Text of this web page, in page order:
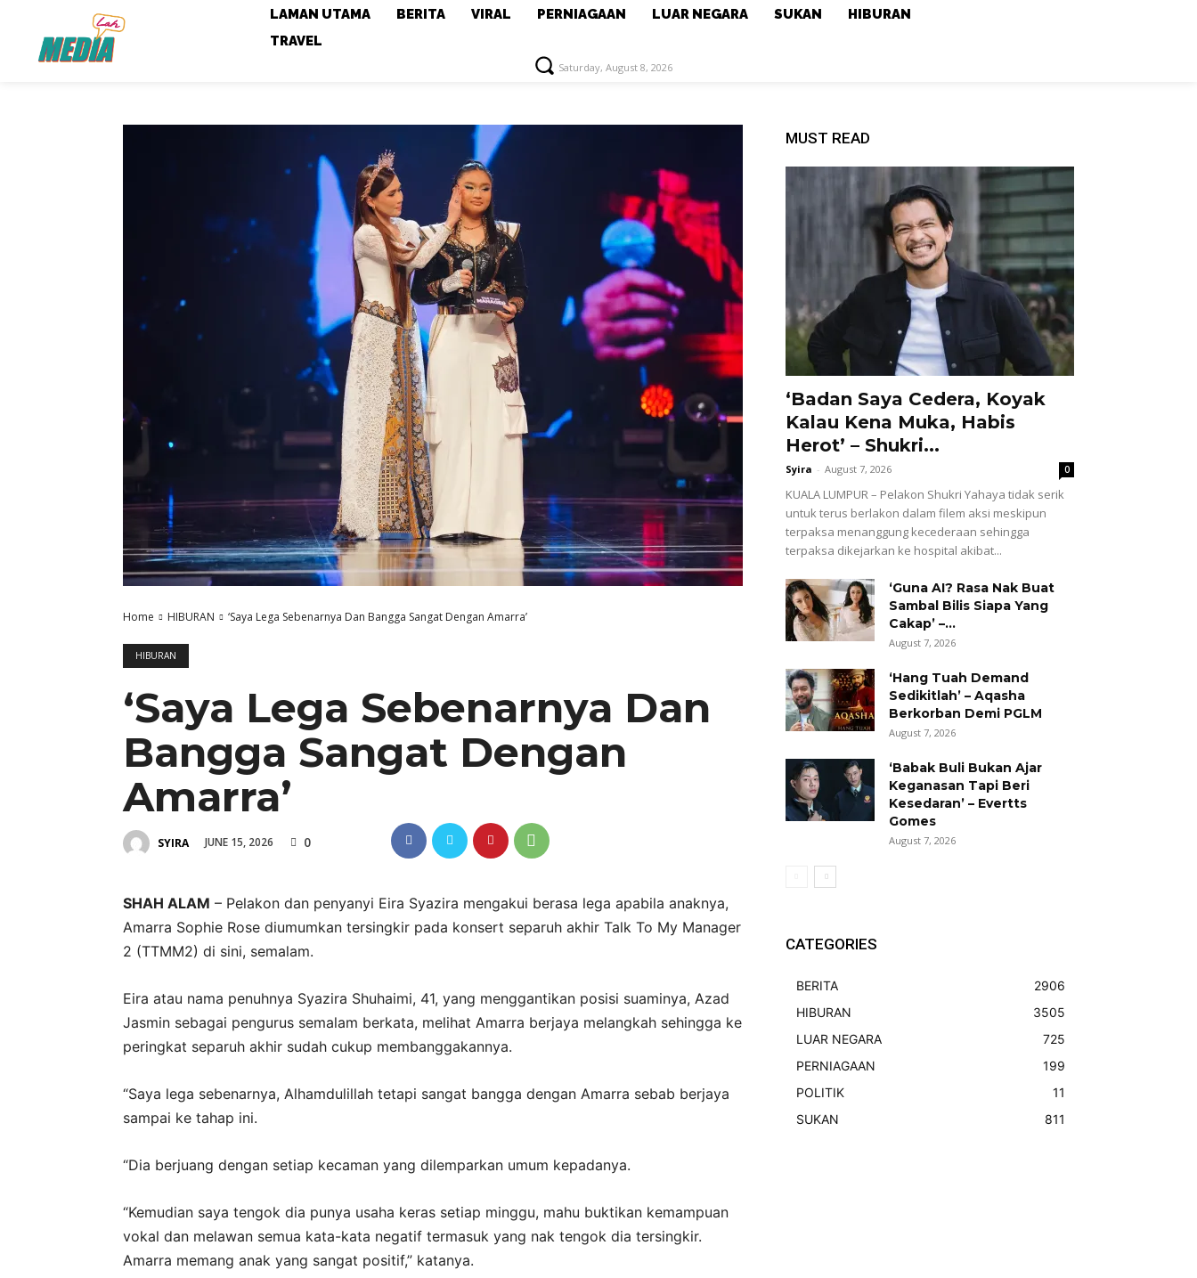
LAMAN UTAMA BERITA VIRAL PERNIAGAAN LUAR NEGARA SUKAN
HIBURAN
TRAVEL
Saturday, August 8, 2026
Home HIBURAN ‘Saya Lega Sebenarnya Dan Bangga Sangat Dengan Amarra’
HIBURAN
‘Saya Lega Sebenarnya Dan
Bangga Sangat Dengan
Amarra’
SYIRA JUNE 15, 2026 0
SHAH ALAM – Pelakon dan penyanyi Eira Syazira mengakui berasa lega apabila anaknya,
Amarra Sophie Rose diumumkan tersingkir pada konsert separuh akhir Talk To My Manager
2 (TTMM2) di sini, semalam.
Eira atau nama penuhnya Syazira Shuhaimi, 41, yang menggantikan posisi suaminya, Azad
Jasmin sebagai pengurus semalam berkata, melihat Amarra berjaya melangkah sehingga ke
peringkat separuh akhir sudah cukup membanggakannya.
“Saya lega sebenarnya, Alhamdulillah tetapi sangat bangga dengan Amarra sebab berjaya
sampai ke tahap ini.
“Dia berjuang dengan setiap kecaman yang dilemparkan umum kepadanya.
“Kemudian saya tengok dia punya usaha keras setiap minggu, mahu buktikan kemampuan
vokal dan melawan semua kata-kata negatif termasuk yang nak tengok dia tersingkir.
Amarra memang anak yang sangat positif,” katanya.
MUST READ
‘Badan Saya Cedera, Koyak
Kalau Kena Muka, Habis
Herot’ – Shukri...
Syira - August 7, 2026 0
KUALA LUMPUR – Pelakon Shukri Yahaya tidak serik
untuk terus berlakon dalam filem aksi meskipun
terpaksa menanggung kecederaan sehingga
terpaksa dikejarkan ke hospital akibat...
‘Guna AI? Rasa Nak Buat
Sambal Bilis Siapa Yang
Cakap’ –...
August 7, 2026
‘Hang Tuah Demand
Sedikitlah’ – Aqasha
Berkorban Demi PGLM
August 7, 2026
‘Babak Buli Bukan Ajar
Keganasan Tapi Beri
Kesedaran’ – Evertts
Gomes
August 7, 2026
CATEGORIES
BERITA
2906
HIBURAN
3505
LUAR NEGARA
725
PERNIAGAAN
199
POLITIK
11
SUKAN
811